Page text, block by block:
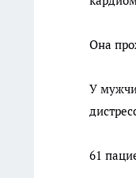
Она
У
61